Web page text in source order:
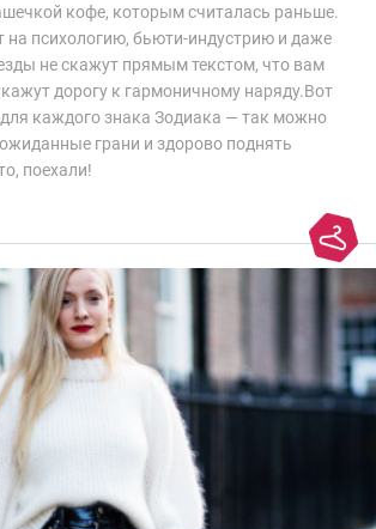
кофе, которым считалась раньше.
на психологию, бьюти-индустрию и даже
не скажут прямым текстом, что вам
дорогу к гармоничному наряду.Вот
каждого знака Зодиака — так можно
грани и здорово поднять
поехали!